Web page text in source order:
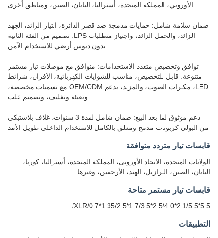
الأوروبي، المملكة المتحدة، أستراليا، اليابان، الصين، ومناطق أخرى
ضمان سلامة شامل: حمايات مدمجة ضد قصر الدائرة، التيار الزائد، الجهد
الزائد، والحمل الزائد، واجتياز متطلبات LPS، تصميم من الفئة الثانية
بدون دبوس أرضي للاستخدام الآمن
توافق وتخصيص متعدد الاستخدامات: متوافق مع موصلات تيار مستمر
متنوعة، قابل للتخصيص، مناسب للشوايات الكهربائية، الأفران، شرائط
LED، مكبرات الصوت، والمزيد، يدعم OEM/ODM مع تسميات مخصصة،
وتعبئة وتغليف، وتصميم علب
دعم موثوق لما بعد البيع: ضمان شامل لمدة 3 سنوات، غلاف بلاستيكي
من البولي كربونات مدمج ومغلق بالكامل للاستخدام الداخلي طويل الأمد
قابسات تيار متردد متوافقة
الولايات المتحدة، الاتحاد الأوروبي، المملكة المتحدة، أستراليا، كوريا،
اليابان، الصين، البرازيل، الهند، الأرجنتين، وغيرها
قابسات تيار مستمر متاحة
5.5*2.1/5.5*2.5/4.0*1.7/3.5*1.35/2.5*0.7/XLR/
التطبيقات